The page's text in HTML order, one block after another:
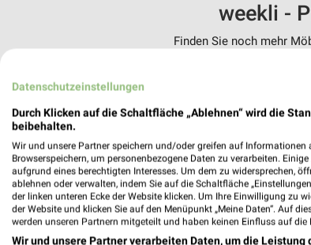
weekli -
Finden Sie noch mehr
✔Push-
Nutze weekli auch
Datenschutzeinstellungen
Durch Klicken auf die Schaltfläche „Ablehnen“ wird die
beibehalten.
Wir und unsere Partner speichern und/oder greifen auf Informationen
Browserspeichern, um personenbezogene Daten zu verarbeiten.
aufgrund eines berechtigten Interesses. Um dem zu widersprechen,
ablehnen oder verwalten, indem Sie auf die Schaltfläche
der linken unteren Ecke der Website klicken. Um Ihre Einwilligung zu
der Website und klicken Sie auf den Menüpunkt „Meine Daten“. Auf
werden unseren Partnern mitgeteilt und haben keinen Einfluss auf die
Wir und unsere Partner verarbeiten Daten, um die